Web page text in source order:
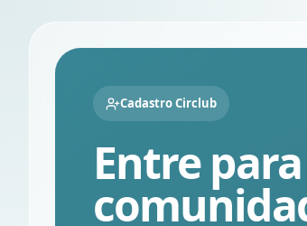
Cadastro Circlub
Entre